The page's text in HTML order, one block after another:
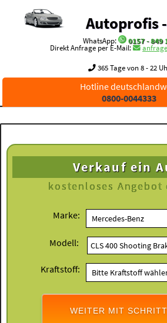
Autoprofis
WhatsApp:
0157 - 849
Direkt Anfrage per E-Mail:
365 Tage von 8 - 22
Hotline
0800-0044333
Verkauf ein
kostenloses Angebot
Marke:
Modell:
Kraftstoff:
WEITER MIT